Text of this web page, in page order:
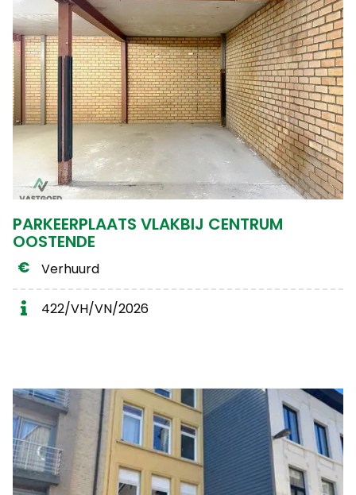
PARKEERPLAATS VLAKBIJ CENTRUM
OOSTENDE
Verhuurd
422/VH/VN/2026